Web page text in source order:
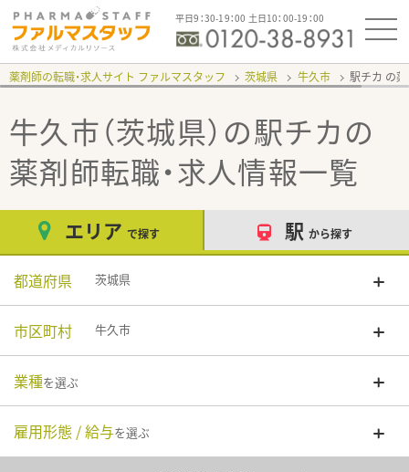
平日9：30-19：00 土日10：00-19：00
薬剤師の転職・求人サイト ファルマスタッフ 茨城県 牛久市 駅チカ
牛久市（茨城県）の駅チカの
薬剤師転職・求人情報一覧
エリア で探す 駅 から探す
都道府県 茨城県
市区町村 牛久市
業種を選ぶ
雇用形態 / 給与を選ぶ